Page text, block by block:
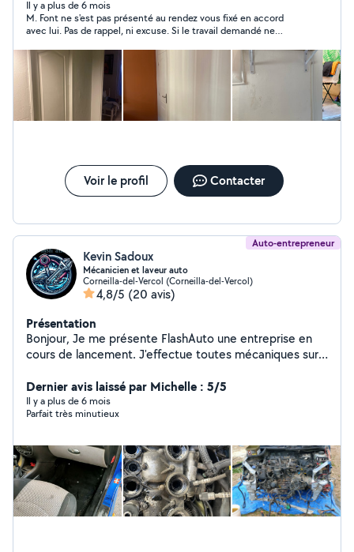
Ponçage Fenêtres, Portes, Murs, Capable de faire de
l'enduit, Nettoyage de voitures, Entretien et Ménage,
Bon bricoleur pour petit travaux en tout genre. Possède
tout type d'outils. N'hésitez pas, je répond à vos
questions et demandes rapidement. Cordialement.
Il y a plus de 6 mois
M. Font ne s'est pas présenté au rendez vous fixé en accord
avec lui. Pas de rappel, ni excuse. Si le travail demandé ne
savoir. Résultat total discrédit de ce monsieur ET du site
"Allovoisins". CQFDire. Cordialement
Voir le profil Contacter
Auto-entrepreneur
Kevin Sadoux
Mécanicien et laveur auto
Corneilla-del-Vercol (Corneilla-del-Vercol)
4,8/5 (20 avis)
Présentation
Bonjour, Je me présente FlashAuto une entreprise en
cours de lancement. J'effectue toutes mécaniques sur
ou en profondeur des véhicules. N'hésitez pas à me
contacter ;)
Dernier avis laissé par Michelle : 5/5
Il y a plus de 6 mois
Parfait très minutieux